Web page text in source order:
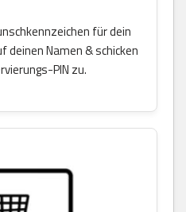
für dein
Namen & schicken
PIN zu.